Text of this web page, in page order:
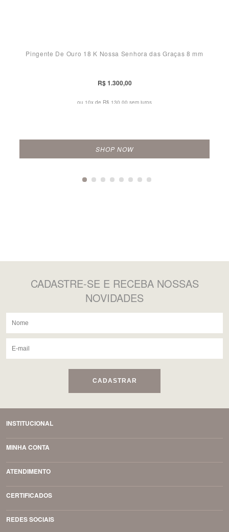
Pingente De Ouro 18 K Nossa Senhora das Graças 8 mm
R$ 1.300,00
ou 10x de R$ 130,00 sem juros
SHOP NOW
CADASTRE-SE E RECEBA NOSSAS
NOVIDADES
CADASTRAR
INSTITUCIONAL
MINHA CONTA
ATENDIMENTO
CERTIFICADOS
REDES SOCIAIS